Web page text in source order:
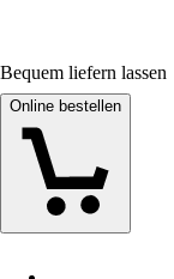
Bequem liefern lassen
Online bestellen